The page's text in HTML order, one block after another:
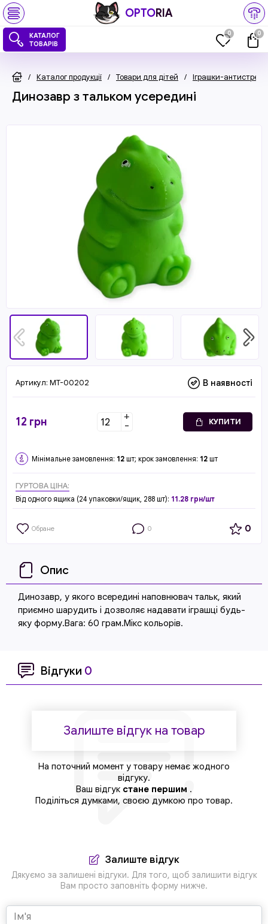
OPTORIA
КАТАЛОГ
ТОВАРІВ
0 0
/ Каталог продукції / Товари для дітей / Іграшки-антистрес
Динозавр з тальком усередині
Артикул: MT-00202 В наявності
12 грн +
- КУПИТИ
Мінімальне замовлення: 12 шт; крок замовлення: 12 шт
ГУРТОВА ЦІНА:
Від одного ящика (24 упаковки/ящик, 288 шт): 11.28 грн/шт
Обране 0 0
Опис
Динозавр, у якого всередині наповнювач тальк, який
приємно шарудить і дозволяє надавати іграшці будь-
яку форму.Вага: 60 грам.Мікс кольорів.
Відгуки 0
Залиште відгук на товар
На поточний момент у товару немає жодного
відгуку.
Ваш відгук стане першим .
Поділіться думками, своєю думкою про товар.
Залиште відгук
Дякуємо за залишені відгуки. Для того, щоб залишити відгук
Вам просто заповніть форму нижче.